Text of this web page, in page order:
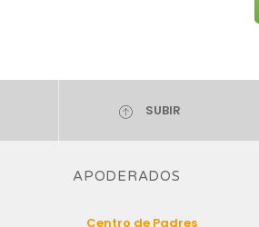
SUBIR
APODERADOS
Centro de Padres